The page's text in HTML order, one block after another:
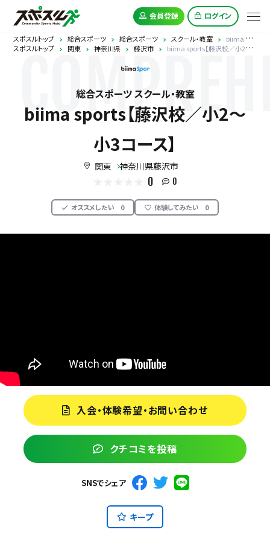
会員登録 ログイン
スポスルトップ 総合スポーツ 総合スポーツ スクール・教室
biima sports【藤沢校／小2〜小3コース】
スポスルトップ
関東 神奈川県 藤沢市 biima sports【藤沢校／小2〜小3コース】
総合スポーツ スクール・教室
biima sports【藤沢校／小2〜
小3コース】
関東 神奈川県藤沢市
0 0
オススメしたい 0 体験してみたい 0
入会・体験希望・お問い合わせ
クチコミを投稿
SNSでシェア
キープ